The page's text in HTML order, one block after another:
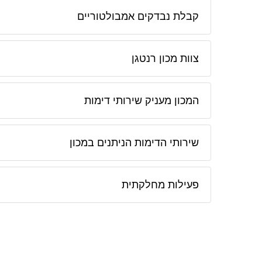
קבלת נבדקים אמבולטוריים
צוות מכון רנטגן
המכון מעניק שירותי דימות
שירותי הדימות הניתנים במכון
פעילות מחלקתית